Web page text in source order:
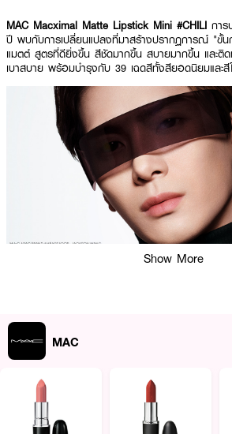
MAC Macximal Matte Lipstick Mini #CHILI การ
ปี พบกับการเปลี่ยนแปลงที่มาสร้างปรากฏการณ์ "ขั้
แมตต์ สูตรที่ดียิ่งขึ้น สีชัดมากขึ้น สบายมากขึ้น และติ
เบาสบาย พร้อมบำรุงกับ 39 เฉดสีทั้งสียอดนิยมและสี
Show More
MAC